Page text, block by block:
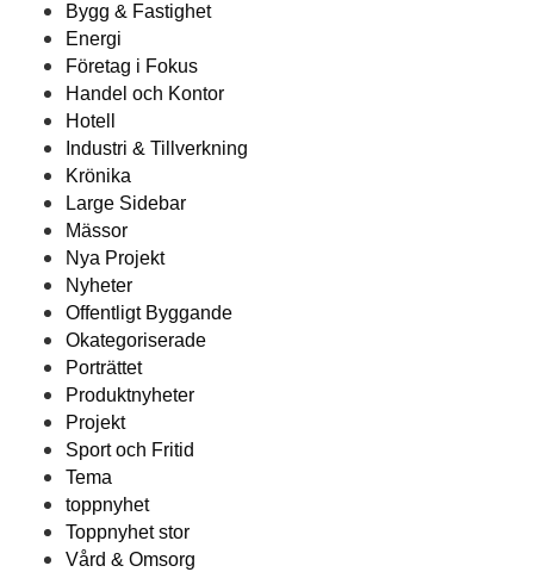
Bygg & Fastighet
Energi
Företag i Fokus
Handel och Kontor
Hotell
Industri & Tillverkning
Krönika
Large Sidebar
Mässor
Nya Projekt
Nyheter
Offentligt Byggande
Okategoriserade
Porträttet
Produktnyheter
Projekt
Sport och Fritid
Tema
toppnyhet
Toppnyhet stor
Vård & Omsorg